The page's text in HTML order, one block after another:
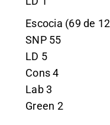
Escocia (69 de
SNP 55
LD 5
Cons 4
Lab 3
Green 2